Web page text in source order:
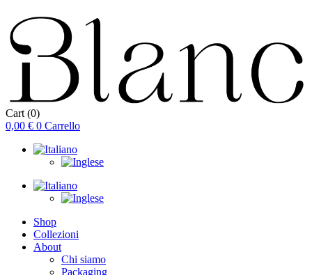
Cart (0)
0,00 € 0 Carrello
Shop
Collezioni
About
Chi siamo
Packaging